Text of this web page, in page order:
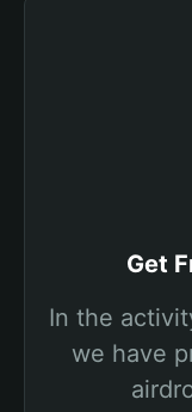
Get
In the
we have